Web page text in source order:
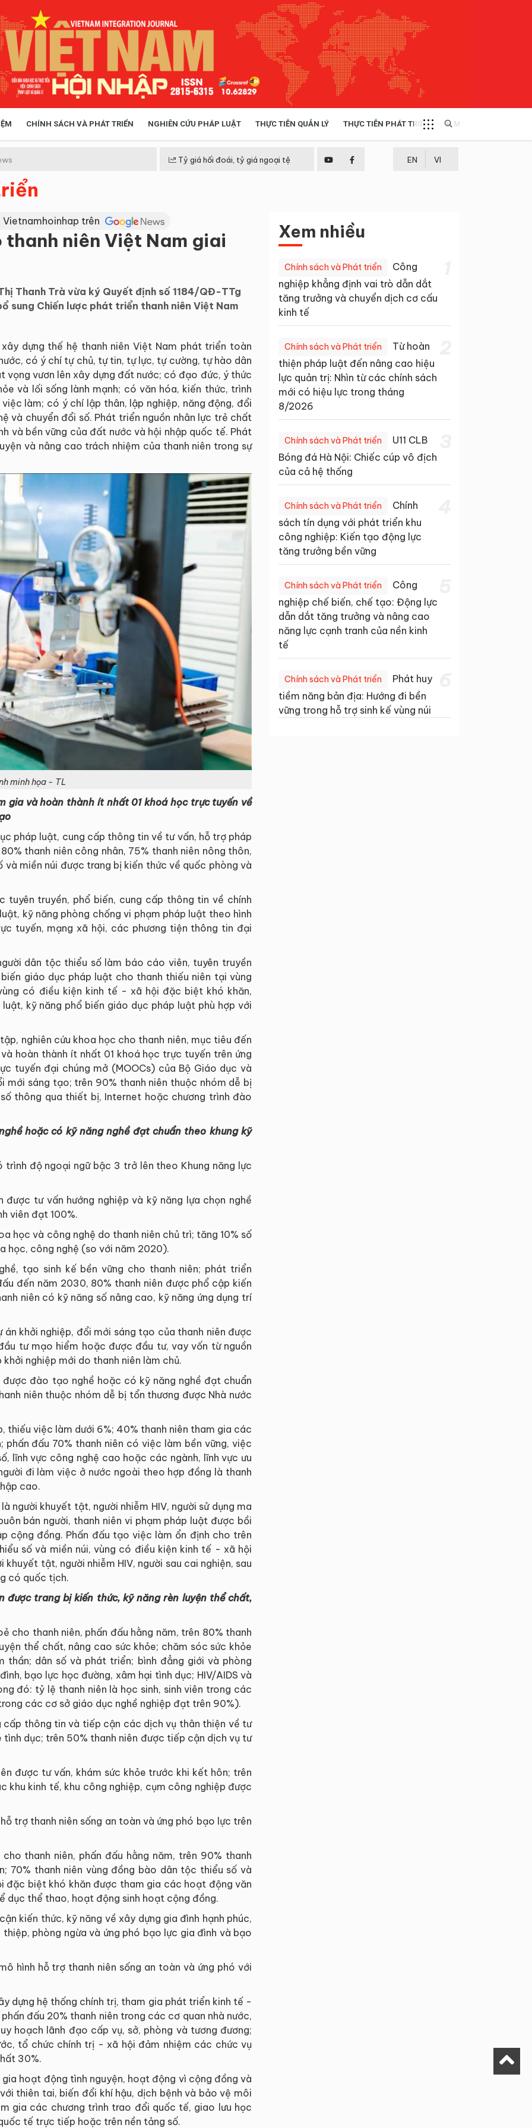
CHÍNH SÁCH VÀ PHÁT TRIỂN NGHIÊN CỨU PHÁP LUẬT THỰC TIỄN QUẢN LÝ THỰC TIỄN PHÁT TRIỂN MULTIMEDIA
Tỷ giá hối đoái, tỷ giá ngoại tệ EN VI
trên
niên Việt Nam giai
Thanh Trà vừa ký Quyết định số 1184/QĐ-TTg
sung Chiến lược phát triển thanh niên Việt Nam
dựng thế hệ thanh niên Việt Nam phát triển toàn
có ý chí tự chủ, tự tin, tự lực, tự cường, tự hào dân
vươn lên xây dựng đất nước; có đạo đức, ý thức
và lối sống lành mạnh; có văn hóa, kiến thức, trình
làm; có ý chí lập thân, lập nghiệp, năng động, đổi
và chuyển đổi số. Phát triển nguồn nhân lực trẻ chất
và bền vững của đất nước và hội nhập quốc tế. Phát
và nâng cao trách nhiệm của thanh niên trong sự
minh họa - TL
gia và hoàn thành ít nhất 01 khoá học trực tuyến về
pháp luật, cung cấp thông tin về tư vấn, hỗ trợ pháp
thanh niên công nhân, 75% thanh niên nông thôn,
miền núi được trang bị kiến thức về quốc phòng và
tuyên truyền, phổ biến, cung cấp thông tin về chính
kỹ năng phòng chống vi phạm pháp luật theo hình
tuyến, mạng xã hội, các phương tiện thông tin đại
dân tộc thiểu số làm báo cáo viên, tuyên truyền
giáo dục pháp luật cho thanh thiếu niên tại vùng
có điều kiện kinh tế - xã hội đặc biệt khó khăn,
kỹ năng phổ biến giáo dục pháp luật phù hợp với
nghiên cứu khoa học cho thanh niên, mục tiêu đến
hoàn thành ít nhất 01 khoá học trực tuyến trên ứng
tuyến đại chúng mở (MOOCs) của Bộ Giáo dục và
sáng tạo; trên 90% thanh niên thuộc nhóm dễ bị
thông qua thiết bị, Internet hoặc chương trình đào
hoặc có kỹ năng nghề đạt chuẩn theo khung kỹ
độ ngoại ngữ bậc 3 trở lên theo Khung năng lực
tư vấn hướng nghiệp và kỹ năng lựa chọn nghề
viên đạt 100%.
học và công nghệ do thanh niên chủ trì; tăng 10% số
học, công nghệ (so với năm 2020).
tạo sinh kế bền vững cho thanh niên; phát triển
đến năm 2030, 80% thanh niên được phổ cập kiến
niên có kỹ năng số nâng cao, kỹ năng ứng dụng trí
khởi nghiệp, đổi mới sáng tạo của thanh niên được
tư mạo hiểm hoặc được đầu tư, vay vốn từ nguồn
nghiệp mới do thanh niên làm chủ.
đào tạo nghề hoặc có kỹ năng nghề đạt chuẩn
niên thuộc nhóm dễ bị tổn thương được Nhà nước
thiếu việc làm dưới 6%; 40% thanh niên tham gia các
đấu 70% thanh niên có việc làm bền vững, việc
lĩnh vực công nghệ cao hoặc các ngành, lĩnh vực ưu
đi làm việc ở nước ngoài theo hợp đồng là thanh
cao.
người khuyết tật, người nhiễm HIV, người sử dụng ma
bán người, thanh niên vi phạm pháp luật được bồi
cộng đồng. Phấn đấu tạo việc làm ổn định cho trên
số và miền núi, vùng có điều kiện kinh tế - xã hội
tật, người nhiễm HIV, người sau cai nghiện, sau
có quốc tịch.
được trang bị kiến thức, kỹ năng rèn luyện thể chất,
cho thanh niên, phấn đấu hằng năm, trên 80% thanh
thể chất, nâng cao sức khỏe; chăm sóc sức khỏe
thần; dân số và phát triển; bình đẳng giới và phòng
bạo lực học đường, xâm hại tình dục; HIV/AIDS và
đó: tỷ lệ thanh niên là học sinh, sinh viên trong các
các cơ sở giáo dục nghề nghiệp đạt trên 90%).
cấp thông tin và tiếp cận các dịch vụ thân thiện về tư
tình dục; trên 50% thanh niên được tiếp cận dịch vụ tư
được tư vấn, khám sức khỏe trước khi kết hôn; trên
khu kinh tế, khu công nghiệp, cụm công nghiệp được
trợ thanh niên sống an toàn và ứng phó bạo lực trên
thanh niên, phấn đấu hằng năm, trên 90% thanh
70% thanh niên vùng đồng bào dân tộc thiểu số và
đặc biệt khó khăn được tham gia các hoạt động văn
dục thể thao, hoạt động sinh hoạt cộng đồng.
kiến thức, kỹ năng về xây dựng gia đình hạnh phúc,
phòng ngừa và ứng phó bạo lực gia đình và bạo
hình hỗ trợ thanh niên sống an toàn và ứng phó với
dựng hệ thống chính trị, tham gia phát triển kinh tế -
đấu 20% thanh niên trong các cơ quan nhà nước,
hoạch lãnh đạo cấp vụ, sở, phòng và tương đương;
tổ chức chính trị - xã hội đảm nhiệm các chức vụ
30%.
hoạt động tình nguyện, hoạt động vì cộng đồng và
thiên tai, biến đổi khí hậu, dịch bệnh và bảo vệ môi
gia các chương trình trao đổi quốc tế, giao lưu học
tế trực tiếp hoặc trên nền tảng số.
Xem nhiều
Chính sách và Phát triển
Công
nghiệp khẳng định vai trò dẫn dắt
tăng trưởng và chuyển dịch cơ cấu
kinh tế
Chính sách và Phát triển
Từ hoàn
thiện pháp luật đến nâng cao hiệu
lực quản trị: Nhìn từ các chính sách
mới có hiệu lực trong tháng
8/2026
Chính sách và Phát triển
U11 CLB
Bóng đá Hà Nội: Chiếc cúp vô địch
của cả hệ thống
Chính sách và Phát triển
Chính
sách tín dụng với phát triển khu
công nghiệp: Kiến tạo động lực
tăng trưởng bền vững
Chính sách và Phát triển
Công
nghiệp chế biến, chế tạo: Động lực
dẫn dắt tăng trưởng và nâng cao
năng lực cạnh tranh của nền kinh
tế
Chính sách và Phát triển
Phát huy
tiềm năng bản địa: Hướng đi bền
vững trong hỗ trợ sinh kế vùng núi